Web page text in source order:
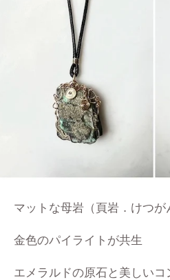
マットな母岩（頁岩．けつが
金色のパイライトが共生
エメラルドの原石と 美しいコ